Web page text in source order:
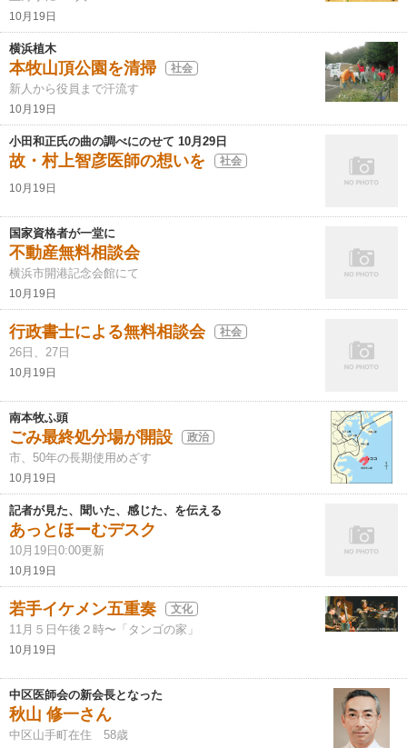
10月19日
横浜植木
本牧山頂公園を清掃 社会
新人から役員まで汗流す
10月19日
小田和正氏の曲の調べにのせて 10月29日
故・村上智彦医師の想いを 社会
10月19日
国家資格者が一堂に
不動産無料相談会
横浜市開港記念会館にて
10月19日
行政書士による無料相談会 社会
26日、27日
10月19日
南本牧ふ頭
ごみ最終処分場が開設 政治
市、50年の長期使用めざす
10月19日
記者が見た、聞いた、感じた、を伝える
あっとほーむデスク
10月19日0:00更新
10月19日
若手イケメン五重奏 文化
11月５日午後２時〜「タンゴの家」
10月19日
中区医師会の新会長となった
秋山 修一さん
中区山手町在住 58歳